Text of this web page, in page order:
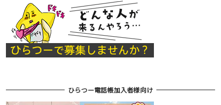
ひらつー電話帳加入者様向け